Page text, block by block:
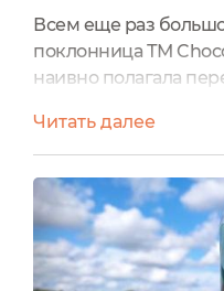
Всем еще раз
поклонница ТМ
наивно полагала
одна за другой и я
мысль))) Я очень
старые воины у
лет пять, я их также
на множество
волос....
Читать далее